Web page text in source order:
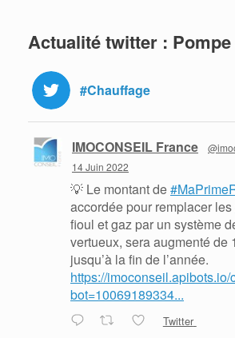
Actualité twitter :
#Chauffage
IMOCONSEIL France
14 Juin 2022
💡 Le montant de
accordée pour remplacer les
fioul et gaz par un système
vertueux, sera augmenté de
jusqu’à la fin de l’année.
https://
bot=10069189334...
Twitter